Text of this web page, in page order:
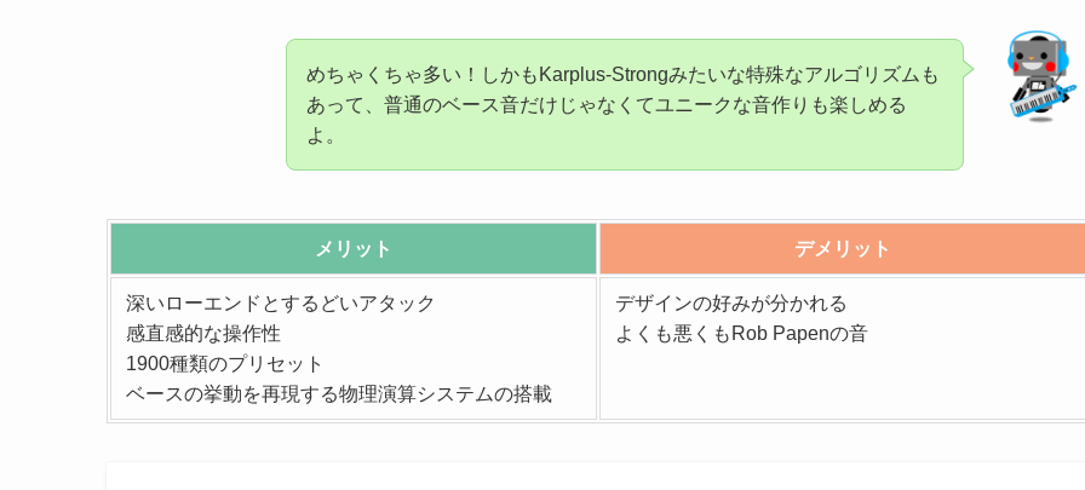
めちゃくちゃ多い！しかもKarplus-Strongみたいな特殊なアルゴリズムも
あって、普通のベース音だけじゃなくてユニークな音作りも楽しめる
よ。
メリット デメリット
深いローエンドとするどいアタック
感直感的な操作性
1900種類のプリセット
ベースの挙動を再現する物理演算システムの搭載
デザインの好みが分かれる
よくも悪くもRob Papenの音